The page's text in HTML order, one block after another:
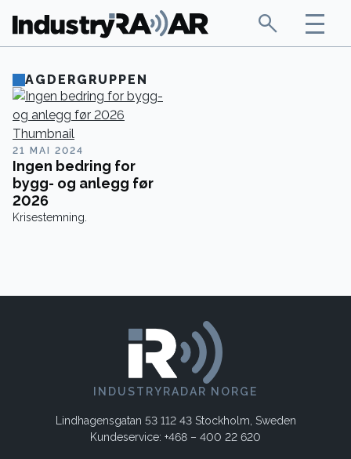
AGDERGRUPPEN
21 MAI 2024
Ingen bedring for
bygg- og anlegg før
2026
Krisestemning.
INDUSTRYRADAR NORGE
Lindhagensgatan 53 112 43 Stockholm, Sweden
Kundeservice: +468 – 400 22 620